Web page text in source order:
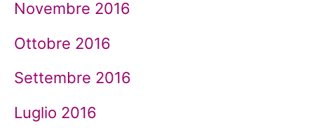
Novembre 2016
Ottobre 2016
Settembre 2016
Luglio 2016